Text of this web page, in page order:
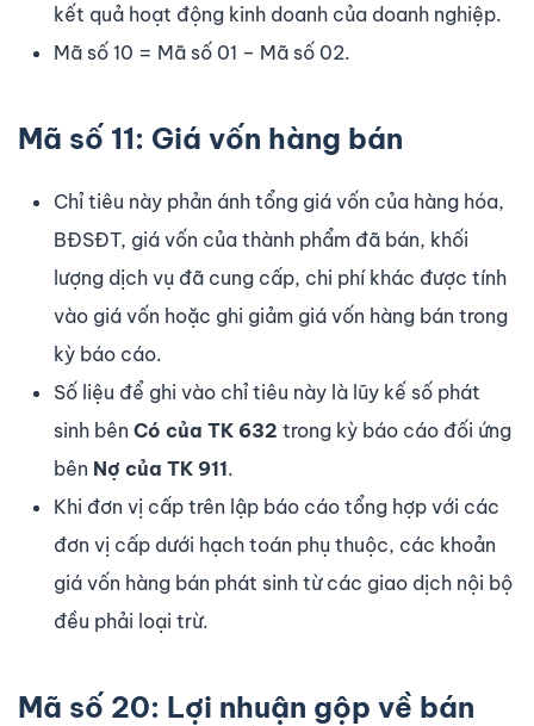
kết quả hoạt động kinh doanh của doanh nghiệp.
Mã số 10 = Mã số 01 – Mã số 02.
Mã số 11: Giá vốn hàng bán
Chỉ tiêu này phản ánh tổng giá vốn của hàng hóa,
BĐSĐT, giá vốn của thành phẩm đã bán, khối
lượng dịch vụ đã cung cấp, chi phí khác được tính
vào giá vốn hoặc ghi giảm giá vốn hàng bán trong
kỳ báo cáo.
Số liệu để ghi vào chỉ tiêu này là lũy kế số phát
sinh bên Có của TK 632 trong kỳ báo cáo đối ứng
bên Nợ của TK 911.
Khi đơn vị cấp trên lập báo cáo tổng hợp với các
đơn vị cấp dưới hạch toán phụ thuộc, các khoản
giá vốn hàng bán phát sinh từ các giao dịch nội bộ
đều phải loại trừ.
Mã số 20: Lợi nhuận gộp về bán